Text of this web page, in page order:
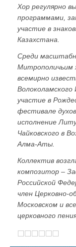
Хор регулярно
программами,
участие в
Казахстана.
Среди
Митрополичьим
всемирно
участие в
фестивале
исполнение
Чайковского в
Алма-Аты.
Коллектив
композитор –
Российской
член Церковно-
Московском и
церковного